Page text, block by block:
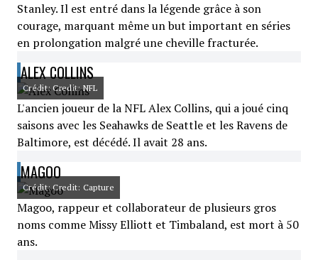
Stanley. Il est entré dans la légende grâce à son
courage, marquant même un but important en séries
en prolongation malgré une cheville fracturée.
ALEX COLLINS
Crédit: Credit: NFL
L'ancien joueur de la NFL Alex Collins, qui a joué cinq
saisons avec les Seahawks de Seattle et les Ravens de
Baltimore, est décédé. Il avait 28 ans.
MAGOO
Crédit: Credit: Capture
Magoo, rappeur et collaborateur de plusieurs gros
noms comme Missy Elliott et Timbaland, est mort à 50
ans.